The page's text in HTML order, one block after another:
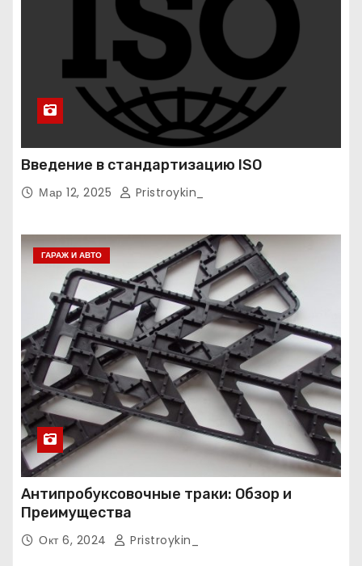
Введение в стандартизацию ISO
Мар 12, 2025 Pristroykin_
ГАРАЖ И АВТО
Антипробуксовочные траки: Обзор и
Преимущества
Окт 6, 2024 Pristroykin_